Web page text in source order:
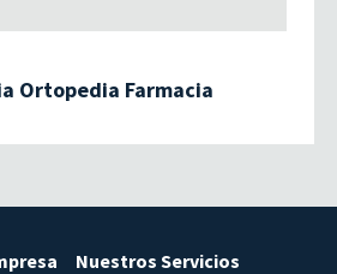
Ortopedia Farmacia
Nuestros Servicios